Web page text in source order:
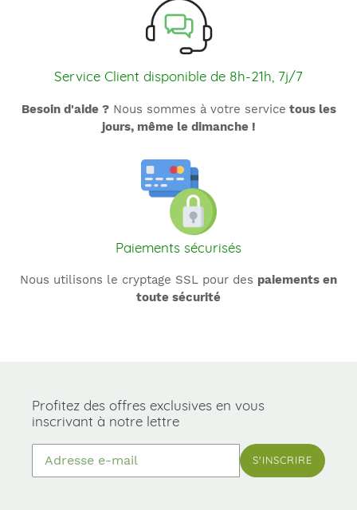
Service Client disponible de 8h-21h, 7j/7
Besoin d'aide ?Nous sommes à votre service tous les
jours, même le dimanche !
Paiements sécurisés
Nous utilisons le cryptage SSL pour des paiements en
toute sécurité
Profitez des offres exclusives en vous
inscrivant à notre lettre
S'INSCRIRE